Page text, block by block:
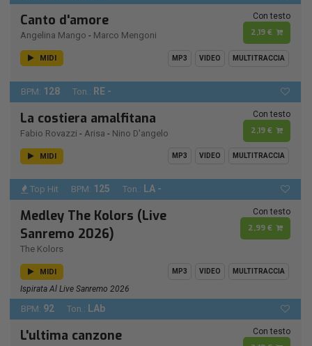
Canto d'amore
Angelina Mango - Marco Mengoni
Con testo
2,19 €
MIDI MP3 VIDEO MULTITRACCIA
BPM: 128 Ton.: RE -
La costiera amalfitana
Fabio Rovazzi - Arisa - Nino D'angelo
Con testo
2,19 €
MIDI MP3 VIDEO MULTITRACCIA
Top Hit BPM: 125 Ton.: LA -
Medley The Kolors (Live
Sanremo 2026)
The Kolors
Con testo
2,99 €
MIDI MP3 VIDEO MULTITRACCIA
Ispirata Al Live Sanremo 2026
BPM: 92 Ton.: LAb
L'ultima canzone Con testo